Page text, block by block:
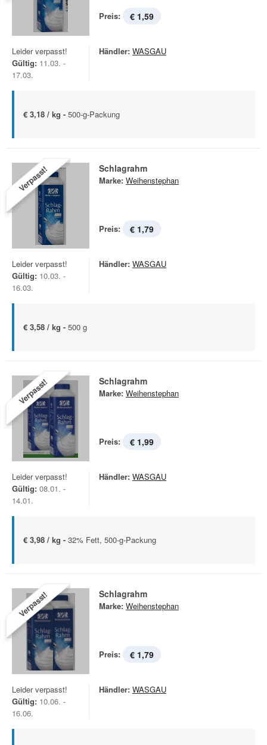
Preis: € 1,59
Leider verpasst!
Gültig: 11.03. -
17.03.
Händler: WASGAU
€ 3,18 / kg - 500-g-Packung
Verpasst! Schlagrahm
Marke: Weihenstephan
Preis: € 1,79
Leider verpasst!
Gültig: 10.03. -
16.03.
Händler: WASGAU
€ 3,58 / kg - 500 g
Verpasst! Schlagrahm
Marke: Weihenstephan
Preis: € 1,99
Leider verpasst!
Gültig: 08.01. -
14.01.
Händler: WASGAU
€ 3,98 / kg - 32% Fett, 500-g-Packung
Verpasst! Schlagrahm
Marke: Weihenstephan
Preis: € 1,79
Leider verpasst!
Gültig: 10.06. -
16.06.
Händler: WASGAU